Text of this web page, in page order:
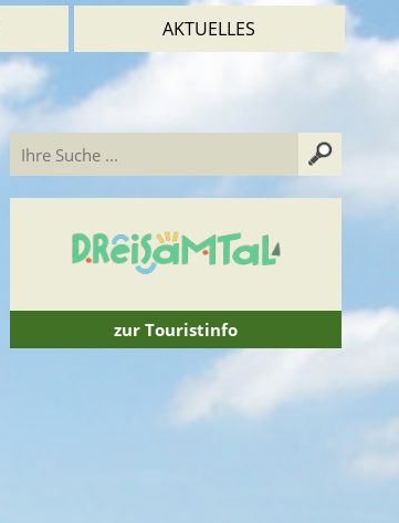
AKTUELLES
zur Touristinfo